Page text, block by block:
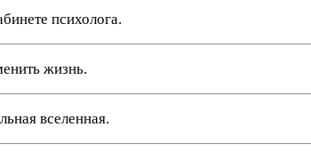
психолога.
жизнь.
вселенная.